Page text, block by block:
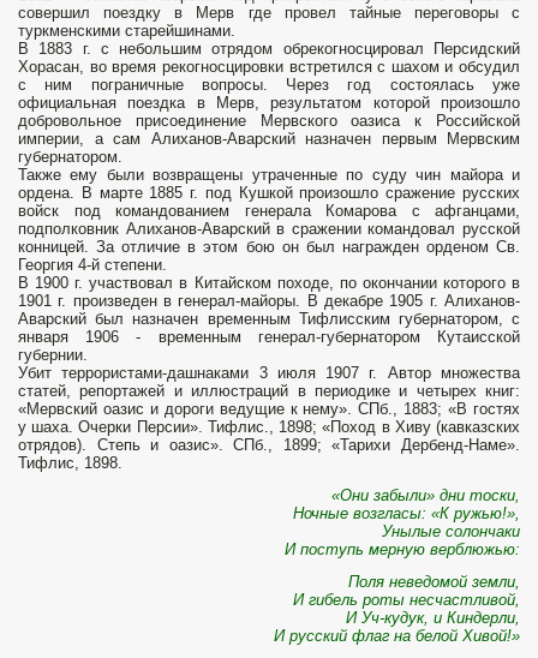
совершил поездку в Мерв где провел тайные переговоры с
туркменскими старейшинами.
В 1883 г. с небольшим отрядом обрекогносцировал Персидский
Хорасан, во время рекогносцировки встретился с шахом и обсудил
с ним пограничные вопросы. Через год состоялась уже
официальная поездка в Мерв, результатом которой произошло
добровольное присоединение Мервского оазиса к Российской
империи, а сам Алиханов-Аварский назначен первым Мервским
губернатором.
Также ему были возвращены утраченные по суду чин майора и
ордена. В марте 1885 г. под Кушкой произошло сражение русских
войск под командованием генерала Комарова с афганцами,
подполковник Алиханов-Аварский в сражении командовал русской
конницей. За отличие в этом бою он был награжден орденом Св.
Георгия 4-й степени.
В 1900 г. участвовал в Китайском походе, по окончании которого в
1901 г. произведен в генерал-майоры. В декабре 1905 г. Алиханов-
Аварский был назначен временным Тифлисским губернатором, с
января 1906 - временным генерал-губернатором Кутаисской
губернии.
Убит террористами-дашнаками 3 июля 1907 г. Автор множества
статей, репортажей и иллюстраций в периодике и четырех книг:
«Мервский оазис и дороги ведущие к нему». СПб., 1883; «В гостях
у шаха. Очерки Персии». Тифлис., 1898; «Поход в Хиву (кавказских
отрядов). Степь и оазис». СПб., 1899; «Тарихи Дербенд-Наме».
Тифлис, 1898.
«Они забыли» дни тоски,
Ночные возгласы: «К ружью!»,
Унылые солончаки
И поступь мерную верблюжью:
Поля неведомой земли,
И гибель роты несчастливой,
И Уч-кудук, и Киндерли,
И русский флаг на белой Хивой!»